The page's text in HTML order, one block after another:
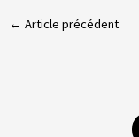
← Article précédent